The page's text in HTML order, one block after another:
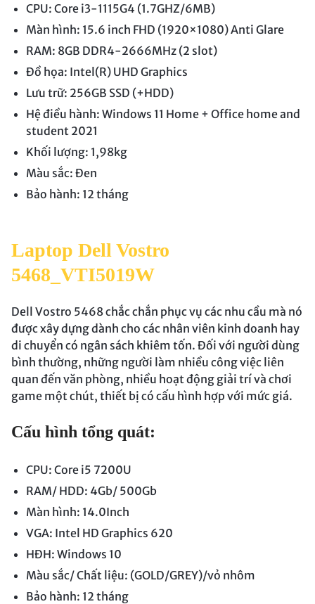
CPU: Core i3-1115G4 (1.7GHZ/6MB)
Màn hình: 15.6 inch FHD (1920×1080) Anti Glare
RAM: 8GB DDR4-2666MHz (2 slot)
Đồ họa: Intel(R) UHD Graphics
Lưu trữ: 256GB SSD (+HDD)
Hệ điều hành: Windows 11 Home + Office home and
student 2021
Khối lượng: 1,98kg
Màu sắc: Đen
Bảo hành: 12 tháng
Laptop Dell Vostro
5468_VTI5019W
Dell Vostro 5468 chắc chắn phục vụ các nhu cầu mà nó
được xây dựng dành cho các nhân viên kinh doanh hay
di chuyển có ngân sách khiêm tốn. Đối với người dùng
bình thường, những người làm nhiều công việc liên
quan đến văn phòng, nhiều hoạt động giải trí và chơi
game một chút, thiết bị có cấu hình hợp với mức giá.
Cấu hình tổng quát:
CPU: Core i5 7200U
RAM/ HDD: 4Gb/ 500Gb
Màn hình: 14.0Inch
VGA: Intel HD Graphics 620
HĐH: Windows 10
Màu sắc/ Chất liệu: (GOLD/GREY)/vỏ nhôm
Bảo hành: 12 tháng